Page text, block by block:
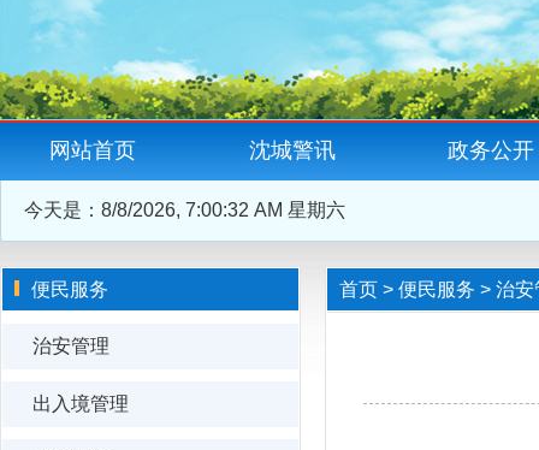
网站首页 沈城警讯 政务公开
今天是： 8/8/2026, 7:00:32 AM 星期六
便民服务
治安管理
出入境管理
首页 > 便民服务 > 治安